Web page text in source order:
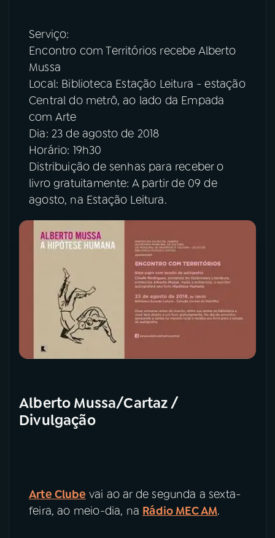
Serviço:
Encontro com Territórios recebe Alberto
Mussa
Local: Biblioteca Estação Leitura - estação
Central do metrô, ao lado da Empada
com Arte
Dia: 23 de agosto de 2018
Horário: 19h30
Distribuição de senhas para receber o
livro gratuitamente: A partir de 09 de
agosto, na Estação Leitura.
Alberto Mussa/Cartaz /
Divulgação
Arte Clube vai ao ar de segunda a sexta-
feira, ao meio-dia, na Rádio MEC AM.